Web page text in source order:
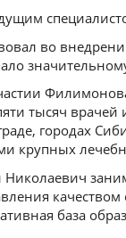
во
тысяч врачей
городах
крупных
Николаевич
база